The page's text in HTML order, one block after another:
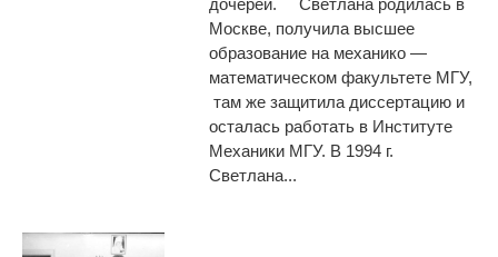
дочерей. Светлана родилась в
Москве, получила высшее
образование на механико —
математическом факультете МГУ,
там же защитила диссертацию и
осталась работать в Институте
Механики МГУ. В 1994 г.
Светлана...